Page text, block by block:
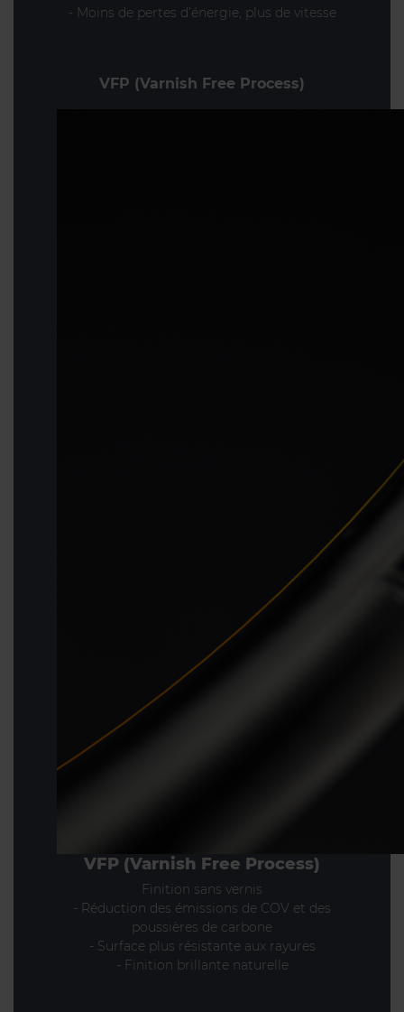
- Moins de pertes d’énergie, plus de vitesse
VFP (Varnish Free Process)
VFP (Varnish Free Process)
Finition sans vernis
- Réduction des émissions de COV et des
poussières de carbone
- Surface plus résistante aux rayures
- Finition brillante naturelle